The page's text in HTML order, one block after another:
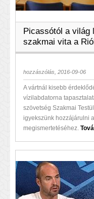
Picassótól a világ
szakmai vita a
hozzászólás, 2016-09-06
A vártnál kisebb
vízilabdatorna
szövetség Szakmai
igyekszünk hozzájárulni
megismertetéséhez.